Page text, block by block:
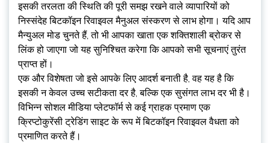
इसकी तरलता की स्थिति की पूरी समझ रखने वाले व्यापारियों को
निस्संदेह बिटकॉइन रिवाइवल मैनुअल संस्करण से लाभ होगा। यदि आप
मैन्युअल मोड चुनते हैं, तो भी आपका खाता एक शक्तिशाली ब्रोकर से
लिंक हो जाएगा जो यह सुनिश्चित करेगा कि आपको सभी सूचनाएं तुरंत
प्राप्त हों।
एक और विशेषता जो इसे आपके लिए आदर्श बनाती है, वह यह है कि
इसकी न केवल उच्च सटीकता दर है, बल्कि एक सुसंगत लाभ दर भी है।
विभिन्न सोशल मीडिया प्लेटफॉर्म से कई ग्राहक प्रमाण एक
क्रिप्टोकुरेंसी ट्रेडिंग साइट के रूप में बिटकॉइन रिवाइवल वैधता को
प्रमाणित करते हैं।